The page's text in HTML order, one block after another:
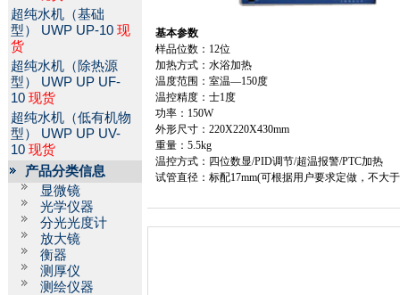
超纯水机（基础
型）
UWP UP-10 现
货
超纯水机（除热源
型）
UWP UP UF-
10 现货
超纯水机（低有机物
型）
UWP UP UV-
10 现货
产品分类信息
显微镜
光学仪器
分光光度计
放大镜
衡器
测厚仪
测绘仪器
基本参数
样品位数： 12位
加热方式：水浴加热
温度范围：室温—150度
温控精度：士1度
功率： 150W
外形尺寸：220X220X430mm
重量：5.5kg
温控方式：四位数显/PID调节/超温报警/PTC加热
试管直径：标配17mm(可根据用户要求定做，不大于